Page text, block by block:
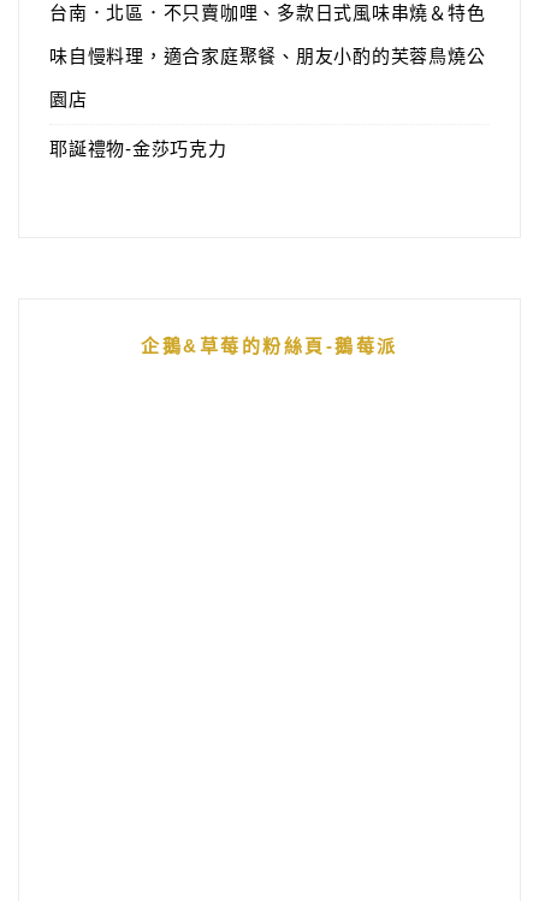
台南．北區．不只賣咖哩、多款日式風味串燒＆特色
味自慢料理，適合家庭聚餐、朋友小酌的芙蓉鳥燒公
園店
耶誕禮物-金莎巧克力
企鵝&草莓的粉絲頁-鵝莓派